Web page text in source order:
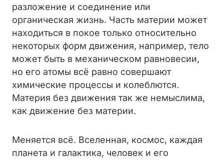
разложение и соединение или
органическая жизнь. Часть материи может
находиться в покое только относительно
некоторых форм движения, например, тело
может быть в механическом равновесии,
но его атомы всё равно совершают
химические процессы и колеблются.
Материя без движения так же немыслима,
как движение без материи.
Меняется всё. Вселенная, космос, каждая
планета и галактика, человек и его